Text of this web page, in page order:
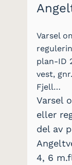
Varsel
plan-ID
vest,
Fjell…
Varsel
eller
del av
4, 6